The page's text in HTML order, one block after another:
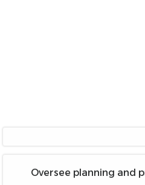
Oversee planning and